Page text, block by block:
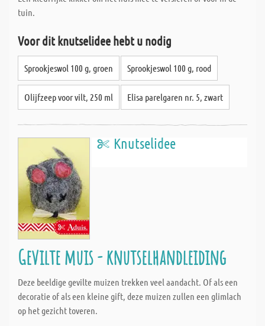
tuin.
Voor dit knutselidee hebt u nodig
Sprookjeswol 100 g, groen Sprookjeswol 100 g, rood
Olijfzeep voor vilt, 250 ml Elisa parelgaren nr. 5, zwart
Knutselidee
Gevilte muis - knutselhandleiding
Deze beeldige gevilte muizen trekken veel aandacht. Of als een
decoratie of als een kleine gift, deze muizen zullen een glimlach
op het gezicht toveren.